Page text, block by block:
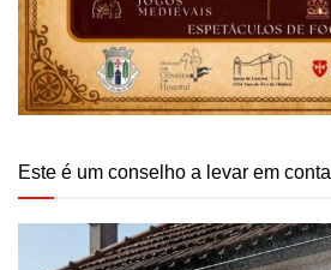
Este é um conselho a levar em conta